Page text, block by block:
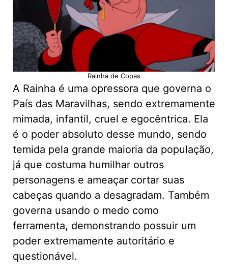
Rainha de Copas
A Rainha é uma opressora que governa o
País das Maravilhas, sendo extremamente
mimada, infantil, cruel e egocêntrica. Ela
é o poder absoluto desse mundo, sendo
temida pela grande maioria da população,
já que costuma humilhar outros
personagens e ameaçar cortar suas
cabeças quando a desagradam. Também
governa usando o medo como
ferramenta, demonstrando possuir um
poder extremamente autoritário e
questionável.